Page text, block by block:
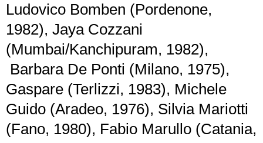
Ludovico Bomben (Pordenone,
1982), Jaya Cozzani
(Mumbai/Kanchipuram, 1982),
Barbara De Ponti (Milano, 1975),
Gaspare (Terlizzi, 1983), Michele
Guido (Aradeo, 1976), Silvia Mariotti
(Fano, 1980), Fabio Marullo (Catania,